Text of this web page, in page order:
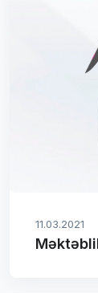
11.03.2021